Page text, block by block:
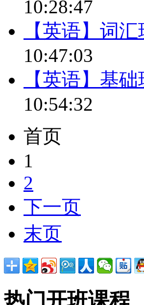
10:28:47
【英语】词
10:47:03
【英语】基
10:54:32
首页
1
2
下一页
末页
热门开班课程